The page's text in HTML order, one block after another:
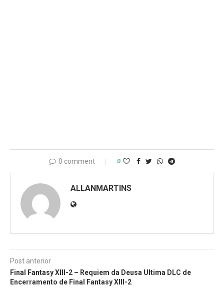
0 comment 0
ALLANMARTINS
Post anterior
Final Fantasy XIII-2 – Requiem da Deusa Ultima DLC de
Encerramento de Final Fantasy XIII-2